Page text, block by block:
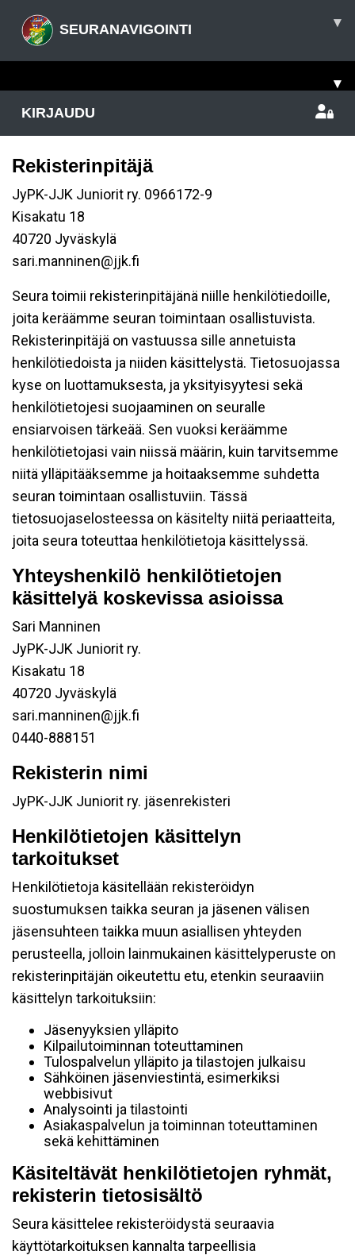
SEURANAVIGOINTI ▾
▾
KIRJAUDU
Rekisterinpitäjä
JyPK-JJK Juniorit ry. 0966172-9
Kisakatu 18
40720 Jyväskylä
sari.manninen@jjk.fi
Seura toimii rekisterinpitäjänä niille henkilötiedoille,
joita keräämme seuran toimintaan osallistuvista.
Rekisterinpitäjä on vastuussa sille annetuista
henkilötiedoista ja niiden käsittelystä. Tietosuojassa
kyse on luottamuksesta, ja yksityisyytesi sekä
henkilötietojesi suojaaminen on seuralle
ensiarvoisen tärkeää. Sen vuoksi keräämme
henkilötietojasi vain niissä määrin, kuin tarvitsemme
niitä ylläpitääksemme ja hoitaaksemme suhdetta
seuran toimintaan osallistuviin. Tässä
tietosuojaselosteessa on käsitelty niitä periaatteita,
joita seura toteuttaa henkilötietoja käsittelyssä.
Yhteyshenkilö henkilötietojen
käsittelyä koskevissa asioissa
Sari Manninen
JyPK-JJK Juniorit ry.
Kisakatu 18
40720 Jyväskylä
sari.manninen@jjk.fi
0440-888151
Rekisterin nimi
JyPK-JJK Juniorit ry. jäsenrekisteri
Henkilötietojen käsittelyn
tarkoitukset
Henkilötietoja käsitellään rekisteröidyn
suostumuksen taikka seuran ja jäsenen välisen
jäsensuhteen taikka muun asiallisen yhteyden
perusteella, jolloin lainmukainen käsittelyperuste on
rekisterinpitäjän oikeutettu etu, etenkin seuraaviin
käsittelyn tarkoituksiin:
Jäsenyyksien ylläpito
Kilpailutoiminnan toteuttaminen
Tulospalvelun ylläpito ja tilastojen julkaisu
Sähköinen jäsenviestintä, esimerkiksi
webbisivut
Analysointi ja tilastointi
Asiakaspalvelun ja toiminnan toteuttaminen
sekä kehittäminen
Käsiteltävät henkilötietojen ryhmät,
rekisterin tietosisältö
Seura käsittelee rekisteröidystä seuraavia
käyttötarkoituksen kannalta tarpeellisia